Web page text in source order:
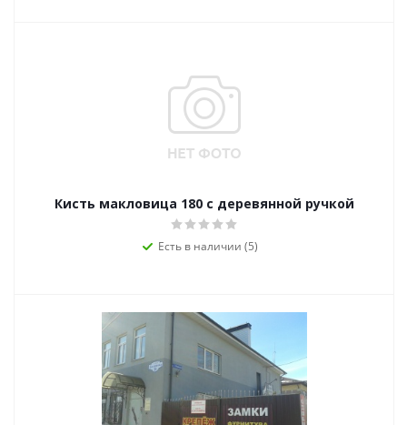
Кисть макловица 180 с деревянной ручкой
Есть в наличии (5)